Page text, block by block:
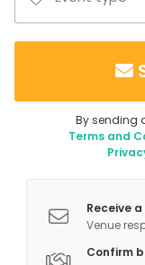
By sending
Terms and
Receive
Venue
Confirm